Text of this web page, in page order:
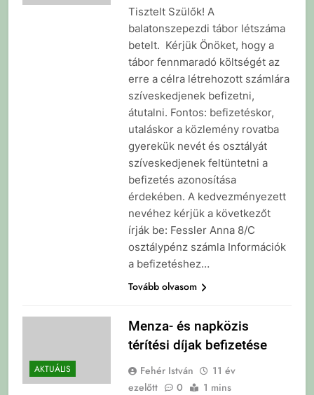
Tisztelt Szülők! A
balatonszepezdi tábor létszáma
betelt. Kérjük Önöket, hogy a
tábor fennmaradó költségét az
erre a célra létrehozott számlára
szíveskedjenek befizetni,
átutalni. Fontos: befizetéskor,
utaláskor a közlemény rovatba
gyerekük nevét és osztályát
szíveskedjenek feltüntetni a
befizetés azonosítása
érdekében. A kedvezményezett
nevéhez kérjük a következőt
írják be: Fessler Anna 8/C
osztálypénz számla Információk
a befizetéshez…
Tovább olvasom
AKTUÁLIS
Menza- és napközis
térítési díjak befizetése
Fehér István
11 év
ezelőtt
0 1 mins